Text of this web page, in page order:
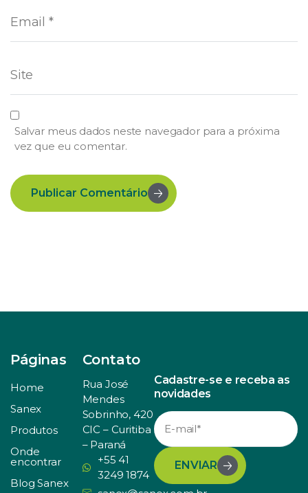
Salvar meus dados neste navegador para a próxima
vez que eu comentar.
Publicar Comentário
Páginas
Home
Sanex
Produtos
Onde
encontrar
Blog Sanex
Contato
Rua José
Mendes
Sobrinho, 420
CIC – Curitiba
– Paraná
+55 41
3249 1874
Cadastre-se e receba as
novidades
ENVIAR